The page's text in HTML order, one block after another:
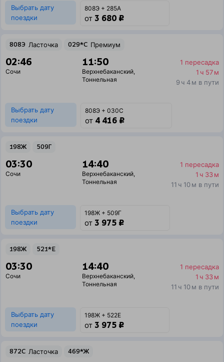
Выбрать дату
поездки
808Э + 285А
от 3 680 ₽
808Э Ласточка 029*С Премиум
02:46
Сочи
11:50
Верхнебаканский,
Тоннельная
1 пересадка
1 ч 57 м
9 ч 4 м в пути
Выбрать дату
поездки
808Э + 030С
от 4 416 ₽
198Ж 509Г
03:30
Сочи
14:40
Верхнебаканский,
Тоннельная
1 пересадка
1 ч 33 м
11 ч 10 м в пути
Выбрать дату
поездки
198Ж + 509Г
от 3 975 ₽
198Ж 521*Е
03:30
Сочи
14:40
Верхнебаканский,
Тоннельная
1 пересадка
1 ч 33 м
11 ч 10 м в пути
Выбрать дату
поездки
198Ж + 522Е
от 3 975 ₽
872С Ласточка 469*Ж